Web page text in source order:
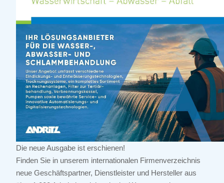
Die neue Ausgabe ist erschienen!
Finden Sie in unserem internationalen Firmenverzeichnis
neue Geschäftspartner, Dienstleister und Hersteller aus